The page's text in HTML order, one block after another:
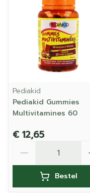
Pediakid
Pediakid Gummies
Multivitamines 60
€ 12,65
Bestel